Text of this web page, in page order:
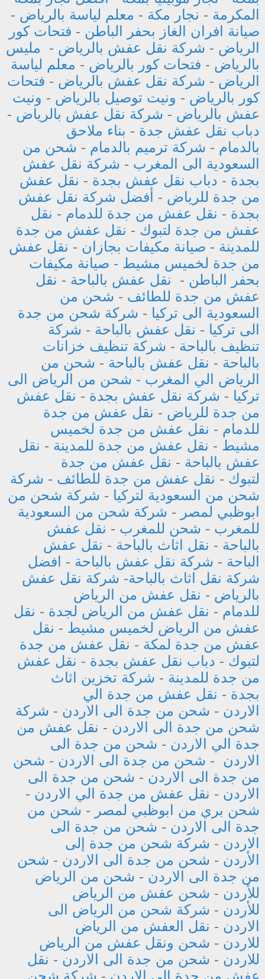
المكرمة - نجار مكة - معلم لياسة بالرياض -
صيانة افران الغاز بحفر الباطن - فتحات كور
الرياض - شركة نقل عفش بالرياض - مليس
بالرياض - فتحات كور بالرياض - معلم لياسة
الرياض - شركة نقل عفش بالرياض - فتحات
كور بالرياض - ونيت توصيل بالرياض - ونيت
عفش بالرياض - شركة نقل عفش بالرياض -
دباب نقل عفش جدة - بناء ملاحق
بالدمام - شركة ترميم بالدمام - شحن من
السعودية الى المغرب - شركة نقل عفش
بجدة - دباب نقل عفش بجدة - نقل عفش
من جدة للرياض - أفضل شركة نقل عفش
بجدة - نقل عفش من جدة للدمام - نقل
عفش من جدة لتبوك - نقل عفش من جدة
للمدينة - صيانة مكيفات بجازان - نقل عفش
من جدة لخميس مشيط - صيانة مكيفات
بحفر الباطن - نقل عفش بالباحة - نقل
عفش من جدة للطائف - شحن من
السعودية الى تركيا - شركة شحن من جدة
الى تركيا - نقل عفش بالباحة - شركة
تنظيف بالباحة - شركة تنظيف خزانات
بالباحة - نقل عفش بالباحة - شحن من
الرياض الي المغرب - شحن من الرياض الى
تركيا - شركة نقل عفش بجدة - نقل عفش
من جدة للرياض - نقل عفش من جدة
للدمام - نقل عفش من جدة لخميس
مشيط - نقل عفش من جدة للمدينة - نقل
عفش بالباحة - نقل عفش من جدة
لتبوك - نقل عفش من جدة للطائف - شركة
شحن من السعودية لتركيا - شركة شحن من
ابوظبي لمصر - شركة شحن من السعودية
للمغرب - شحن للمغرب - نقل عفش
بالباحة - نقل اثاث بالباحة - نقل عفش
الباحة - شركة نقل عفش بالباحة - افضل
شركة نقل اثاث بالباحة- شركة نقل عفش
بالرياض - نقل عفش من الرياض
للدمام - نقل عفش من الرياض لجدة - نقل
عفش من الرياض لخميس مشيط - نقل
عفش من جدة لمكة - نقل عفش من جدة
لتبوك - دباب نقل عفش بجدة - نقل عفش
من جدة للمدينة - شركة تخزين اثاث
بجدة - نقل عفش من جدة الي
الاردن - شحن من جدة الى الاردن - شركة
شحن من جدة الى الاردن - نقل عفش من
جدة الي الاردن - شحن من جدة الى
الاردن - شحن من جدة الى الاردن - شحن
من جدة الى الاردن - شحن من جدة الى
الاردن - نقل عفش من جدة الي الاردن -
شحن بري من ابوظبي لمصر - شحن من
جدة الى الاردن - شحن من جدة الى
الاردن - شركة شحن من جدة إلى
الأردن - شحن من جدة الى الاردن - شحن
من جدة الى الاردن - شحن من الرياض
للأردن - شحن عفش من الرياض
للأردن - شركة شحن من الرياض الى
الاردن - نقل العفش من الرياض
للاردن - شحن ونقل عفش من الرياض
للاردن - شحن من جدة الى الاردن - نقل
عفش من جدة الي الاردن - شركة شحن